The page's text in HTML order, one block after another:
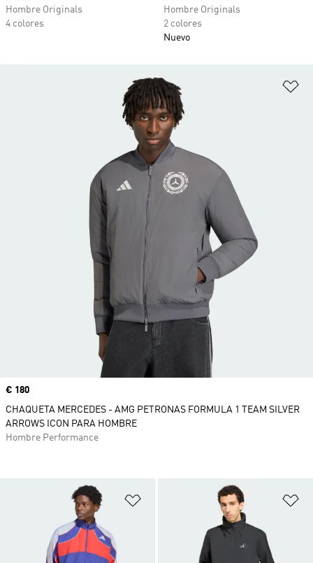
Hombre Originals
4 colores
Hombre Originals
2 colores
Nuevo
Añadir a la lista de deseos
Precio
€ 180
CHAQUETA MERCEDES - AMG PETRONAS FORMULA 1 TEAM SILVER
ARROWS ICON PARA HOMBRE
Hombre Performance